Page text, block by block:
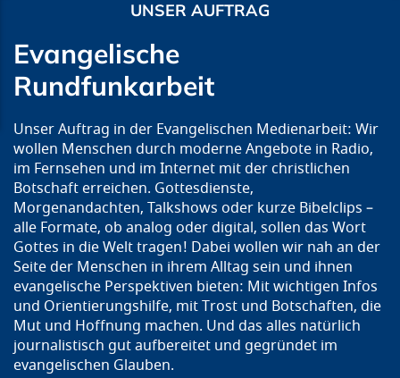
UNSER AUFTRAG
Evangelische
Rundfunkarbeit
Unser Auftrag in der Evangelischen Medienarbeit: Wir
wollen Menschen durch moderne Angebote in Radio,
im Fernsehen und im Internet mit der christlichen
Botschaft erreichen. Gottesdienste,
Morgenandachten, Talkshows oder kurze Bibelclips –
alle Formate, ob analog oder digital, sollen das Wort
Gottes in die Welt tragen! Dabei wollen wir nah an der
Seite der Menschen in ihrem Alltag sein und ihnen
evangelische Perspektiven bieten: Mit wichtigen Infos
und Orientierungshilfe, mit Trost und Botschaften, die
Mut und Hoffnung machen. Und das alles natürlich
journalistisch gut aufbereitet und gegründet im
evangelischen Glauben.